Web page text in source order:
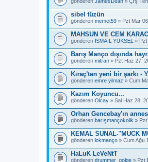
sibel tüzün
gönderen memet59 » Pzt Mar
MAHSUN VE CEM
gönderen İSMAİL YÜKSEL » Pzt
Barış Manço dışında
gönderen mitran » Pzt Haz 27,
Kıraç'tan yeni bir şarkı -
gönderen emre yilmaz » Cum
Kazım Koyuncu...
gönderen Olcay » Sal Haz 28,
Orhan Gencebay'ın
gönderen barışmançokolik »
KEMAL SUNAL-''MUCK
gönderen lokmanço » Cum Ağu
HaLuK LeVeNtT
gönderen drummer_golge » Pzt